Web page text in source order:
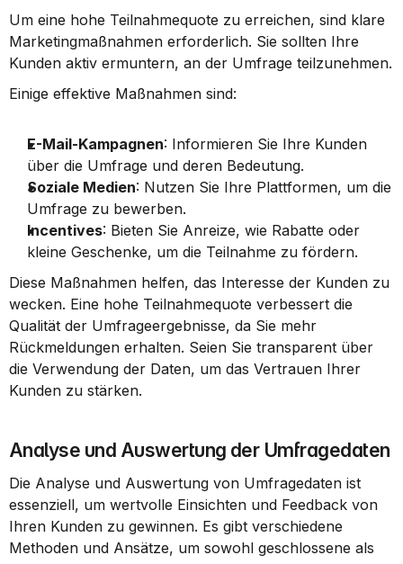
Um eine hohe Teilnahmequote zu erreichen, sind klare
Marketingmaßnahmen erforderlich. Sie sollten Ihre
Kunden aktiv ermuntern, an der Umfrage teilzunehmen.
Einige effektive Maßnahmen sind:
E-Mail-Kampagnen: Informieren Sie Ihre Kunden
über die Umfrage und deren Bedeutung.
Soziale Medien: Nutzen Sie Ihre Plattformen, um die
Umfrage zu bewerben.
Incentives: Bieten Sie Anreize, wie Rabatte oder
kleine Geschenke, um die Teilnahme zu fördern.
Diese Maßnahmen helfen, das Interesse der Kunden zu
wecken. Eine hohe Teilnahmequote verbessert die
Qualität der Umfrageergebnisse, da Sie mehr
Rückmeldungen erhalten. Seien Sie transparent über
die Verwendung der Daten, um das Vertrauen Ihrer
Kunden zu stärken.
Analyse und Auswertung der Umfragedaten
Die Analyse und Auswertung von Umfragedaten ist
essenziell, um wertvolle Einsichten und Feedback von
Ihren Kunden zu gewinnen. Es gibt verschiedene
Methoden und Ansätze, um sowohl geschlossene als